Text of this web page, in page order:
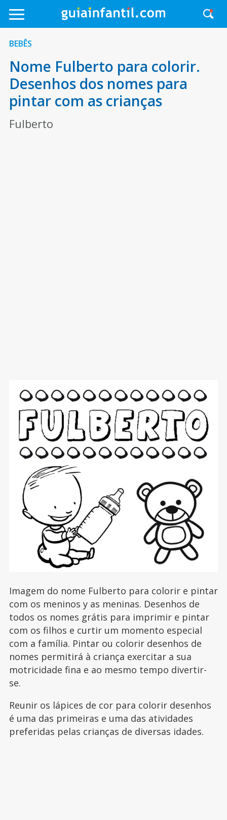
BEBÊS
Nome Fulberto para colorir.
Desenhos dos nomes para
pintar com as crianças
Fulberto
Imagem do nome Fulberto para colorir e pintar
com os meninos y as meninas. Desenhos de
todos os nomes grátis para imprimir e pintar
com os filhos e curtir um momento especial
com a família. Pintar ou colorir desenhos de
nomes permitirá à criança exercitar a sua
motricidade fina e ao mesmo tempo divertir-
se.
Reunir os lápices de cor para colorir desenhos
é uma das primeiras e uma das atividades
preferidas pelas crianças de diversas idades.